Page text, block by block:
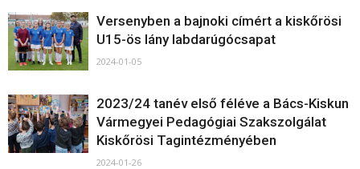
Versenyben a bajnoki címért a kiskőrösi
U15-ös lány labdarúgócsapat
2024-01-05
2023/24 tanév első féléve a Bács-Kiskun
Vármegyei Pedagógiai Szakszolgálat
Kiskőrösi Tagintézményében
2024-01-26